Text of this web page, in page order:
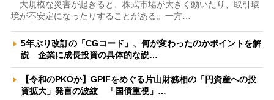
大規模な災害が起きると、株式市場が大きく動いたり、取引環
境が不安定になったりすることがある。一方…
5年ぶり改訂の「CGコード」、何が変わったのかポイントを解
説 企業に成長投資の具体的な説…
【令和のPKOか】GPIFをめぐる片山財務相の「円資産への投
資拡大」発言の波紋 「国債重視」…